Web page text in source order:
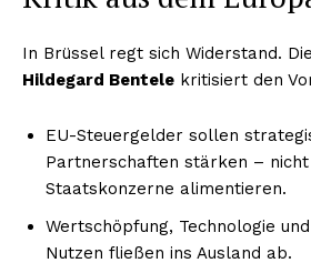
In Brüssel regt sich Widerstand.
Hildegard Bentele kritisiert den
EU-Steuergelder sollen
Partnerschaften stärken – nicht
Staatskonzerne alimentieren.
Wertschöpfung, Technologie
Nutzen fließen ins Ausland ab.